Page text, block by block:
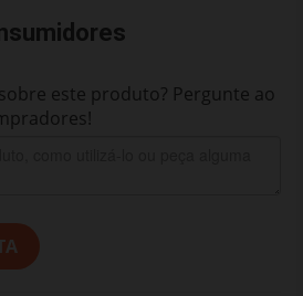
este produto? Pergunte ao